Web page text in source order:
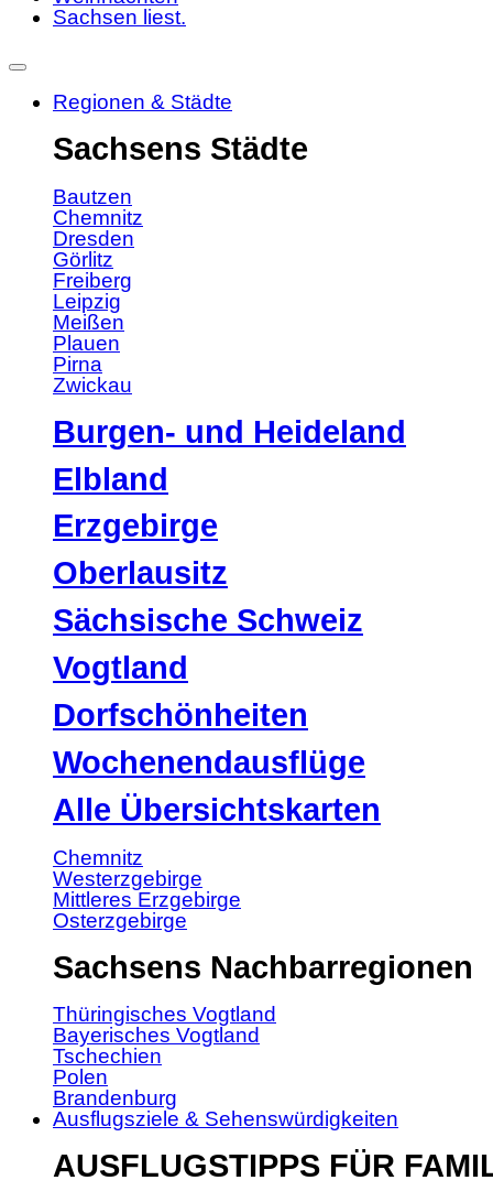
Sachsen liest.
Regionen & Städte
Sachsens Städte
Bautzen
Chemnitz
Dresden
Görlitz
Freiberg
Leipzig
Meißen
Plauen
Pirna
Zwickau
Burgen- und Heideland
Elbland
Erzgebirge
Oberlausitz
Sächsische Schweiz
Vogtland
Dorfschönheiten
Wochenendausflüge
Alle Übersichtskarten
Chemnitz
Westerzgebirge
Mittleres Erzgebirge
Osterzgebirge
Sachsens Nachbarregionen
Thüringisches Vogtland
Bayerisches Vogtland
Tschechien
Polen
Brandenburg
Ausflugsziele & Sehenswürdigkeiten
AUSFLUGSTIPPS FÜR